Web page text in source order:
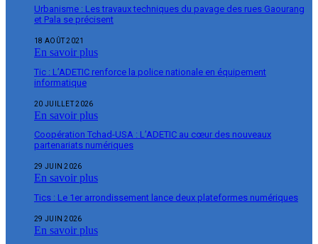
Urbanisme : Les travaux techniques du pavage des rues Gaourang
et Pala se précisent
18 AOÛT 2021
En savoir plus
Tic : L’ADETIC renforce la police nationale en équipement
informatique
20 JUILLET 2026
En savoir plus
Coopération Tchad-USA : L’ADETIC au cœur des nouveaux
partenariats numériques
29 JUIN 2026
En savoir plus
Tics : Le 1er arrondissement lance deux plateformes numériques
29 JUIN 2026
En savoir plus